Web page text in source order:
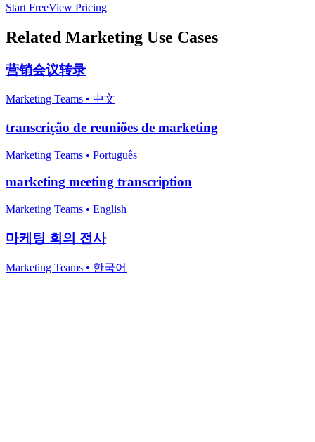
Start FreeView Pricing
Related Marketing Use Cases
营销会议转录
Marketing Teams • 中文
transcrição de reuniões de marketing
Marketing Teams • Português
marketing meeting transcription
Marketing Teams • English
마케팅 회의 전사
Marketing Teams • 한국어